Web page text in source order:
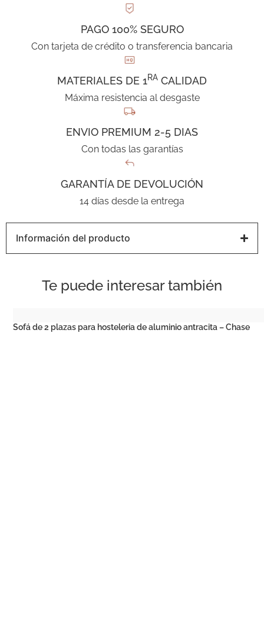
PAGO 100% SEGURO
Con tarjeta de crédito o transferencia bancaria
MATERIALES DE 1RA CALIDAD
Máxima resistencia al desgaste
ENVIO PREMIUM 2-5 DIAS
Con todas las garantías
GARANTÍA DE DEVOLUCIÓN
14 días desde la entrega
Información del producto
Te puede interesar también
Sofá de 2 plazas para hosteleria de aluminio antracita – Chase